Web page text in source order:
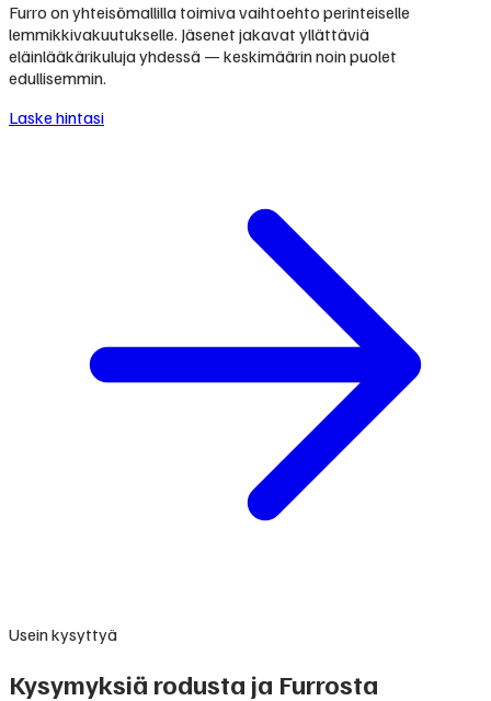
Furro on yhteisömallilla toimiva vaihtoehto perinteiselle
lemmikkivakuutukselle. Jäsenet jakavat yllättäviä
eläinlääkärikuluja yhdessä — keskimäärin noin puolet
edullisemmin.
Laske hintasi
Usein kysyttyä
Kysymyksiä rodusta ja Furrosta